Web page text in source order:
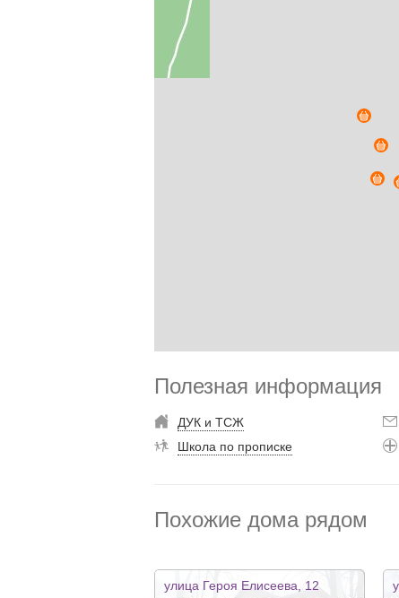
Полезная информация
ДУК и ТСЖ
Школа по прописке
Похожие дома рядом
улица Героя Елисеева, 12